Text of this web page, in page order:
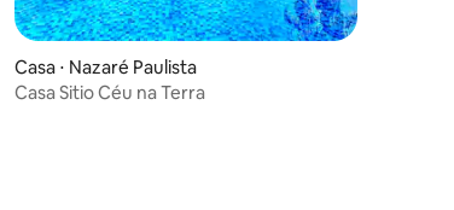
Casa ⋅ Nazaré Paulista
Casa Sitio Céu na Terra